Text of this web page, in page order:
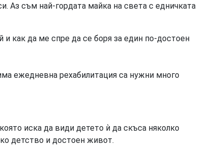
Аз съм най-гордата майка на света с едничката
и как да ме спре да се боря за един по-достоен
ежедневна рехабилитация са нужни много
иска да види детето ѝ да скъса няколко
детство и достоен живот.